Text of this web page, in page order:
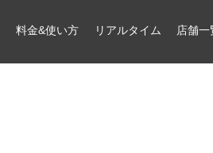
料金&使い方 リアルタイム 店舗一